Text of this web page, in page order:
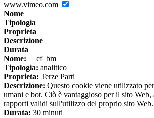
www.vimeo.com
Nome
Tipologia
Proprieta
Descrizione
Durata
Nome: __cf_bm
Tipologia: analitico
Proprieta: Terze Parti
Descrizione: Questo cookie viene utilizzato
umani e bot. Ciò è vantaggioso per il sito
rapporti validi sull'utilizzo del proprio sito Web.
Durata: 30 minuti